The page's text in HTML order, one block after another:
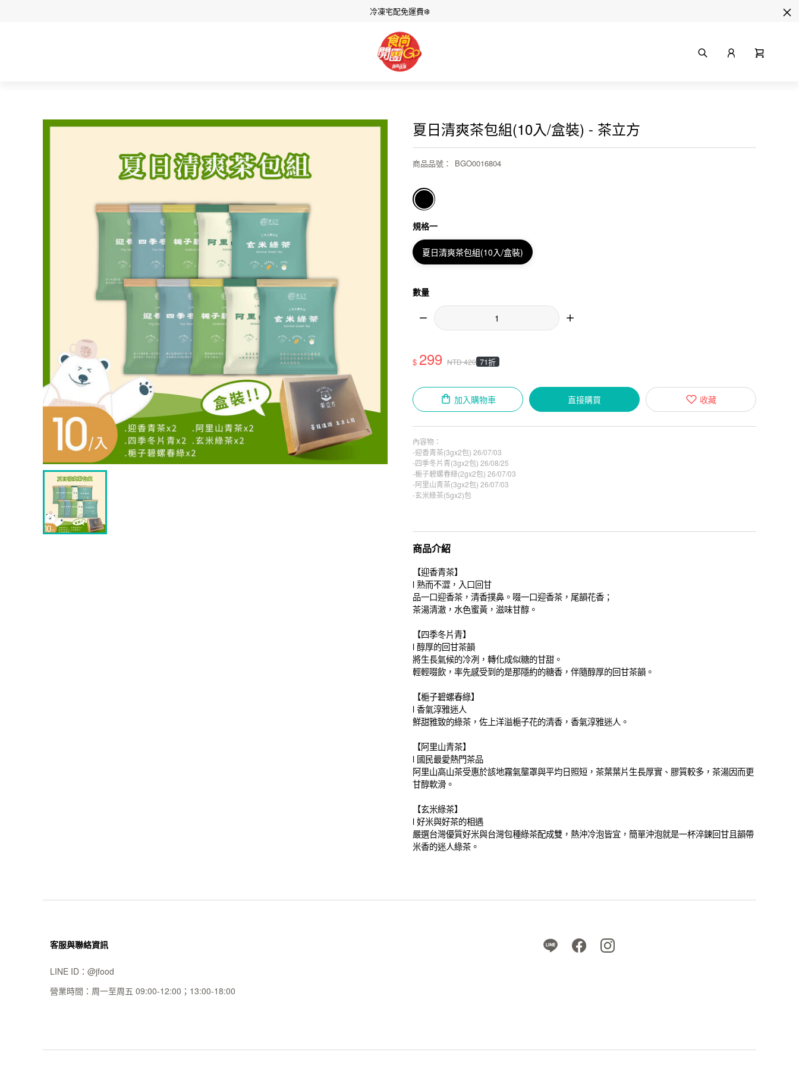
冷凍宅配免運費❄️
夏日清爽茶包組(10入/盒裝) - 茶立方
商品品號 ： BGO0016804
規格一
夏日清爽茶包組(10入/盒裝)
數量
$ 299 NTD420 71折
加入購物車 直接購買 收藏
內容物：
-迎香青茶(3gx2包) 26/07/03
-四季冬片青(3gx2包) 26/08/25
-梔子碧螺春綠(2gx2包) 26/07/03
-阿里山青茶(3gx2包) 26/07/03
-玄米綠茶(5gx2)包
商品介紹
【迎香青茶】
l 熟而不澀，入口回甘
品一口迎香茶，清香撲鼻。啜一口迎香茶，尾韻花香；
茶湯清澈，水色蜜黃，滋味甘醇。
【四季冬片青】
l 醇厚的回甘茶韻
將生長氣候的冷冽，轉化成似糖的甘甜。
輕輕啜飲，率先感受到的是那隱約的糖香，伴隨醇厚的回甘茶韻。
【梔子碧螺春綠】
l 香氣淳雅迷人
鮮甜雅致的綠茶，佐上洋溢梔子花的清香，香氣淳雅迷人。
【阿里山青茶】
l 國民最愛熱門茶品
阿里山高山茶受惠於該地霧氣壟罩與平均日照短，茶葉葉片生長厚實、膠質較多，茶湯因而更
甘醇軟滑。
【玄米綠茶】
l 好米與好茶的相遇
嚴選台灣優質好米與台灣包種綠茶配成雙，熱沖冷泡皆宜，簡單沖泡就是一杯淬鍊回甘且韻帶
米香的迷人綠茶。
客服與聯絡資訊
LINE ID： @jfood
營業時間： 周一至周五 09:00-12:00；13:00-18:00